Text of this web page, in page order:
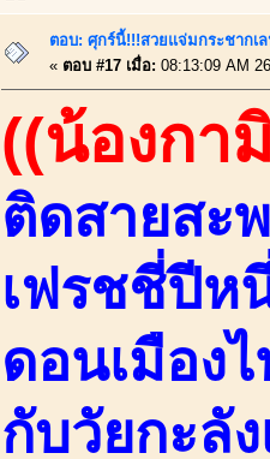
ตอบ: ศุกร์นี้!!!สวยแจ่มกระชากเ
« ตอบ #17 เมื่อ: 08:13:09 AM
((น้องกา
ติดสายสะ
เฟรชชี่ปีห
ดอนเมือง
กับวัยกะลั